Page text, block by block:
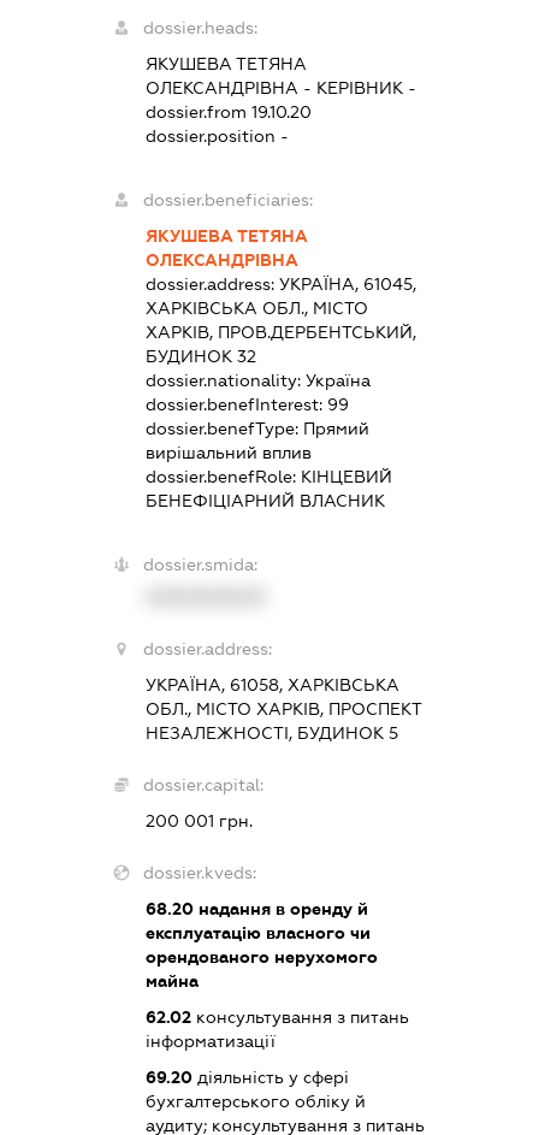
dossier.heads:
ЯКУШЕВА ТЕТЯНА
ОЛЕКСАНДРІВНА - КЕРІВНИК -
dossier.from 19.10.20
dossier.position -
dossier.beneficiaries:
ЯКУШЕВА ТЕТЯНА
ОЛЕКСАНДРІВНА
dossier.address:УКРАЇНА, 61045,
ХАРКІВСЬКА ОБЛ., МІСТО
ХАРКІВ, ПРОВ.ДЕРБЕНТСЬКИЙ,
БУДИНОК 32
dossier.nationality:Україна
dossier.benefInterest: 99
dossier.benefType: Прямий
вирішальний вплив
dossier.benefRole: КІНЦЕВИЙ
БЕНЕФІЦІАРНИЙ ВЛАСНИК
dossier.smida:
dossier.address:
УКРАЇНА, 61058, ХАРКІВСЬКА
ОБЛ., МІСТО ХАРКІВ, ПРОСПЕКТ
НЕЗАЛЕЖНОСТІ, БУДИНОК 5
dossier.capital:
200 001 грн.
dossier.kveds:
68.20 надання в оренду й
експлуатацію власного чи
орендованого нерухомого
майна
62.02 консультування з питань
інформатизації
69.20 діяльність у сфері
бухгалтерського обліку й
аудиту; консультування з питань